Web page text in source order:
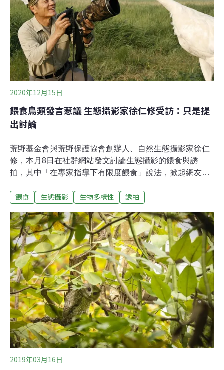
林試所近期出版的「森林－霧鎖青山隱獸跡」年曆主打麝
香貓、白鼻心可愛的模樣，卻被關心生態的民眾指出，照
片是在福山植物園以誘拍方式拍攝，並向保七總隊檢舉。
檢舉民眾指出，目前有充分的證據掌握，拍攝者是利用魚
湯及切成小塊的蘋果進行誘拍。關心生態的檢舉民眾向環
境資訊中心表示，這些都不是野生動物平常會接
2020年12月15日
餵食鳥類發言惹議 生態攝影家徐仁修受訪：只是提
出討論
荒野基金會與荒野保護協會創辦人、自然生態攝影家徐仁
修，本月8日在社群網站發文討論生態攝影的餵食與誘
拍，其中「在專家指導下有限度餵食」說法，掀起網友論
身不曾誘拍鳥類，也不贊成誘拍，但對於餵食議題，以及
理，不如將這件事攤開來審視，討論哪些事可以做，哪些
完全不應該做。專家指導下能有限度餵食？ 生態圈連番回
擊徐仁修8日的臉書發文提到，他在國際間演講或辦生態
教育旅遊時，常分享台灣保育成功例子，更有許多外國遊
客千里迢迢來到台灣，就是因為嚮導保證可以看到他們渴
望的珍稀、台灣特有著名鳥種。他在貼文中指出，餵食當
然是不好，但在專家指導管理單位的指導下，有限度餵食
「不失為吸引愛鳥的觀光客來認識台灣的好法子之一。」
貼文一出，下方留言一陣撻伐。包括荒野保護協會理事長
劉月梅、鳥類生態專家李璟泓皆表示無法認同這樣的觀
餵食 生態攝影 生物多樣性 誘拍
2019年03月16日